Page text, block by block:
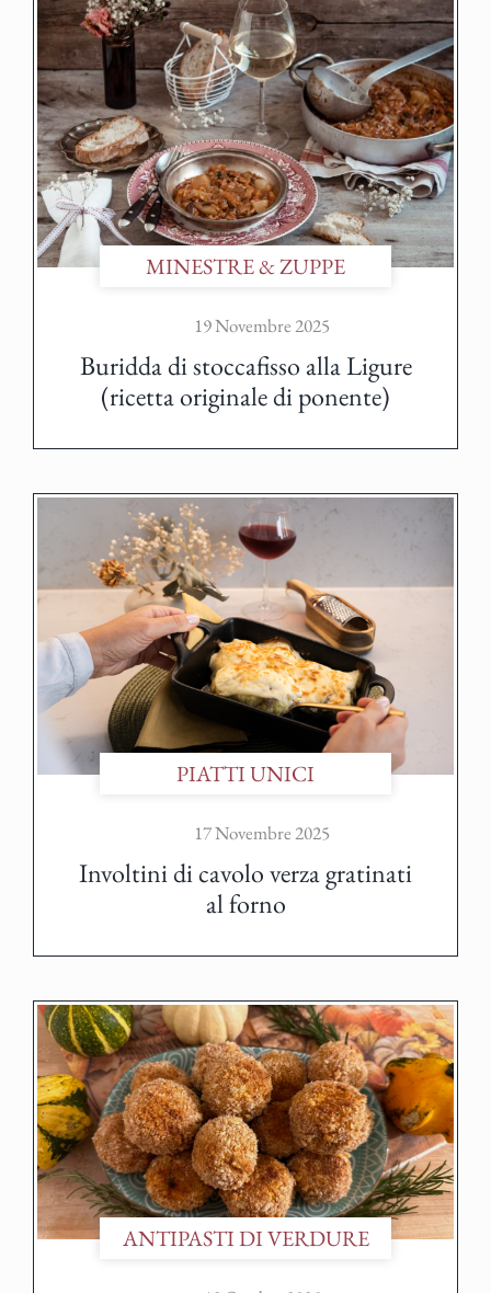
MINESTRE & ZUPPE
19 Novembre 2025
Buridda di stoccafisso alla Ligure
(ricetta originale di ponente)
PIATTI UNICI
17 Novembre 2025
Involtini di cavolo verza gratinati
al forno
ANTIPASTI DI VERDURE